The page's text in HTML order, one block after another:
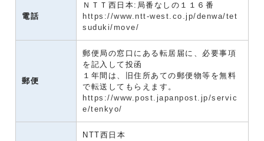
電話
ＮＴＴ西日本:局番なしの１１６番
https://www.ntt-west.co.jp/denwa/tet
suduki/move/
郵便
郵便局の窓口にある転居届に、必要事項
を記入して投函
１年間は、旧住所あての郵便物等を無料
で転送してもらえます。
https://www.post.japanpost.jp/servic
e/tenkyo/
NTT西日本